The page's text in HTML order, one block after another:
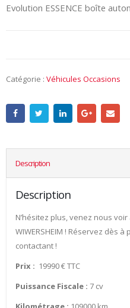
Evolution ESSENCE boîte
Catégorie : Véhicules Occasions
Description
Description
N’hésitez plus, venez nous
WIWERSHEIM ! Réservez dès
contactant !
Prix : 19990 € TTC
Puissance Fiscale : 7 cv